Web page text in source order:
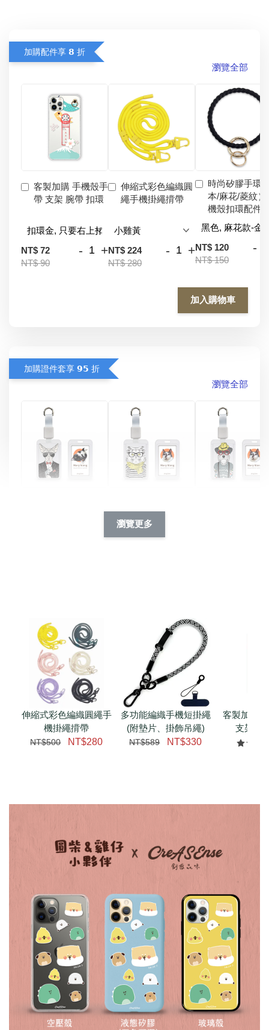
加購配件享 𝟴 折
瀏覽全部
客製加購 手機殼手
帶 支架 腕帶 扣環
NT$ 72
NT$ 90
- +
伸縮式彩色編織圓
繩手機掛繩揹帶
NT$ 224
NT$ 280
- +
時尚矽膠手環
本/麻花/菱紋）
機殼扣環配件
NT$ 120
NT$ 150
-
加入購物車
加購證件套享 𝟵𝟱 折
瀏覽全部
件套(附伸縮卡扣)
CSAA05
加入購物車
瀏覽更多
瀏覽更多
伸縮式彩色編織圓繩手
機掛繩揹帶
NT$500 NT$280
多功能編織手機短掛繩
(附墊片、掛飾吊繩)
NT$589 NT$330
客製加購
支架 腕